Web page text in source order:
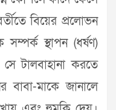
বিয়ের প্রলোভন
স্থাপন (ধর্ষণ)
টালবাহানা করতে
বাবা-মাকে জানালে